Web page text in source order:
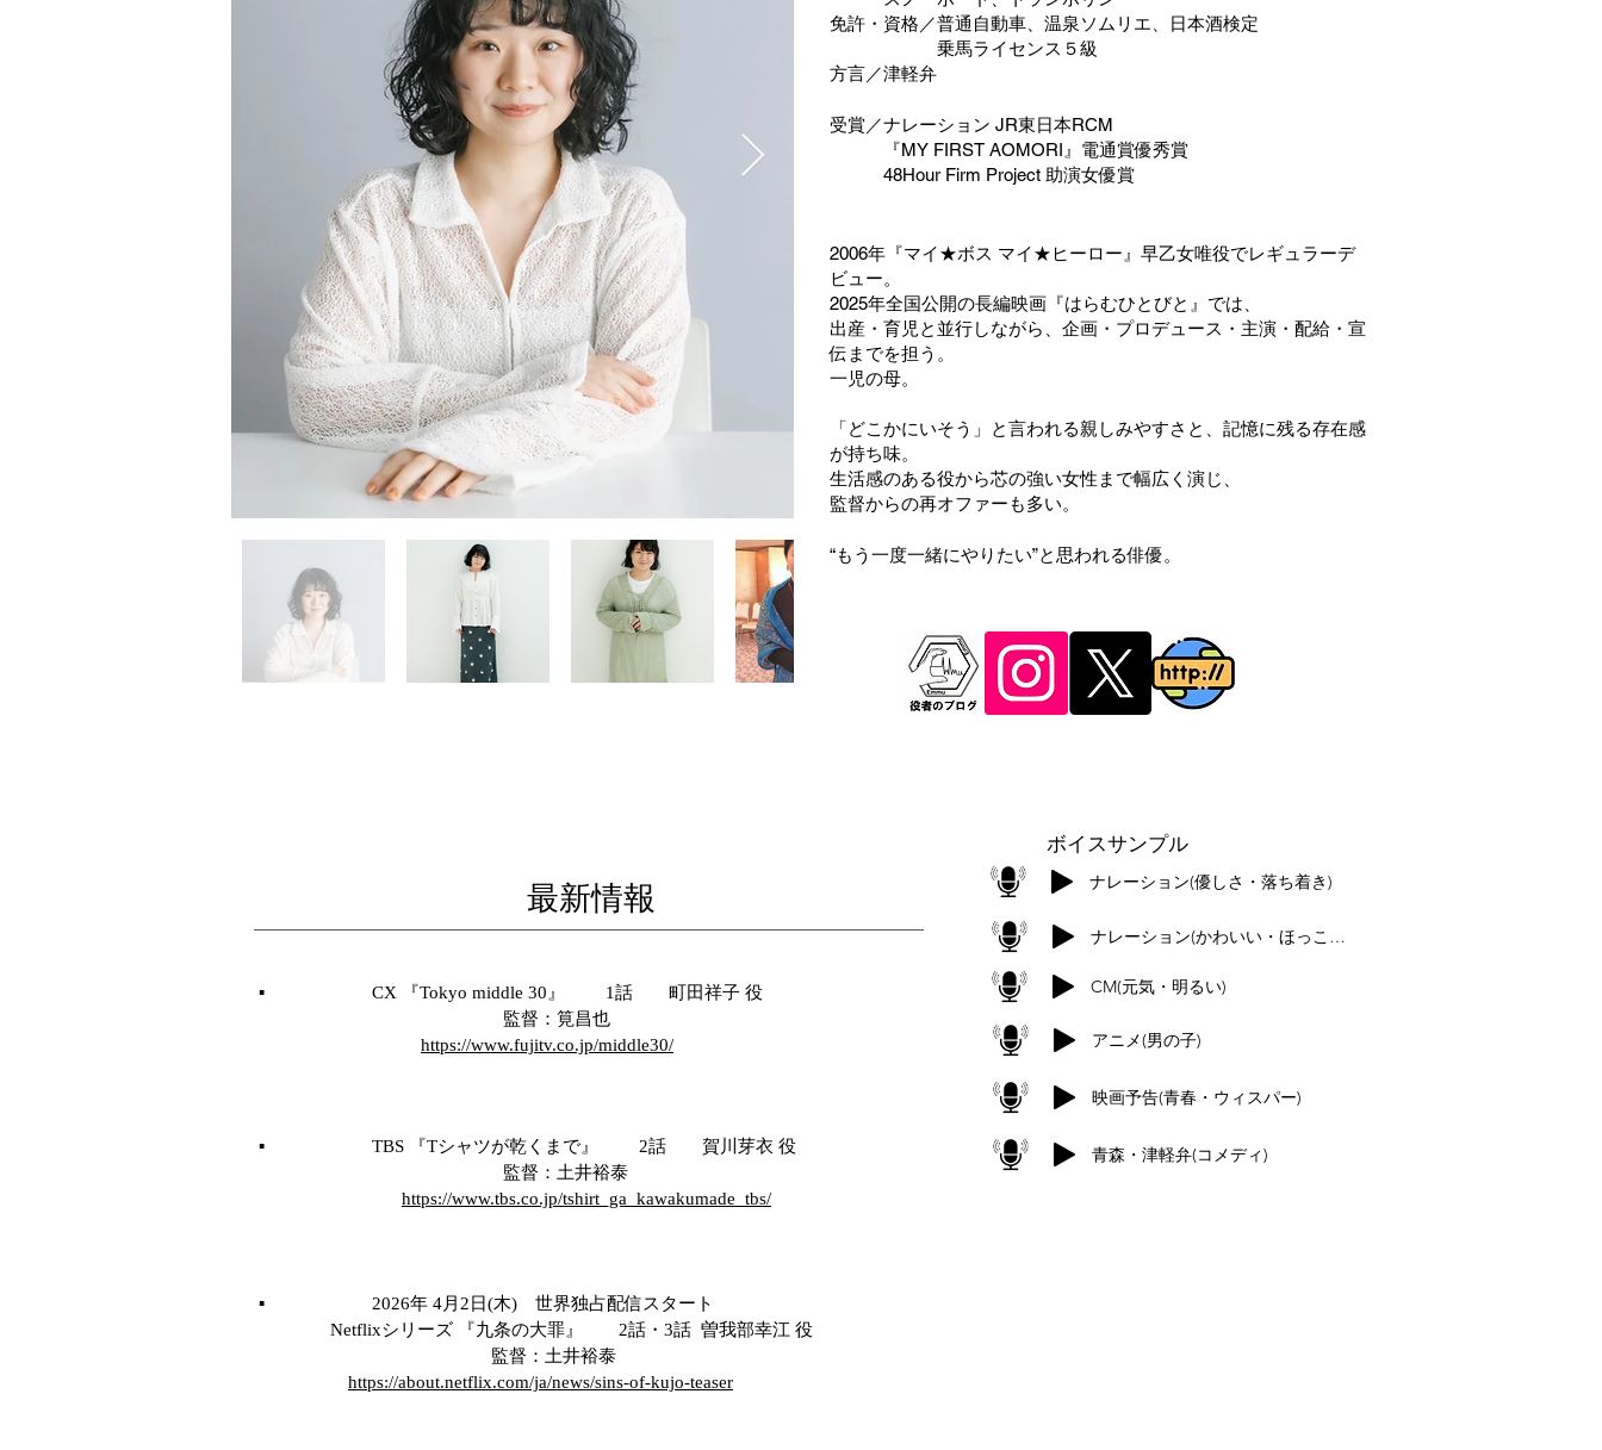
免許・資格／普通自動車、温泉ソムリエ、日本酒検定
乗馬ライセンス５級
方言／津軽弁
受賞／ナレーション JR東日本RCM
『MY FIRST AOMORI』電通賞優秀賞
48Hour Firm Project 助演女優賞
2006年『マイ★ボス マイ★ヒーロー』早乙女唯役でレギュラーデ
ビュー。
2025年全国公開の長編映画『はらむひとびと』では、
出産・育児と並行しながら、企画・プロデュース・主演・配給・宣
伝までを担う。
一児の母。
「どこかにいそう」と言われる親しみやすさと、記憶に残る存在感
が持ち味。
生活感のある役から芯の強い女性まで幅広く演じ、
監督からの再オファーも多い。
“もう一度一緒にやりたい”と思われる俳優。
​最新情報
▪️ CX 『Tokyo middle 30』
1話 町田祥子 役
​ 監督：筧昌也
https://www.fujitv.co.jp/middle30/
▪️ TBS 『Tシャツが乾くまで』
2話 賀川芽衣 役
​ 監督：土井裕泰
https://www.tbs.co.jp/tshirt_ga_kawakumade_tbs/
▪️ 2026年 4月2日(木) 世界独占配信スタート
Netflixシリーズ 『九条の大罪』
2話・3話 曽我部幸江 役
​ 監督：土井裕泰
https://about.netflix.com/ja/news/sins-of-kujo-teaser
​ ボイスサンプル
ナレーション(優しさ・落ち着き)
ナレーション(かわいい・ほっこり)
CM(元気・明るい)
アニメ(男の子)
映画予告(青春・ウィスパー)
青森・津軽弁(コメディ)